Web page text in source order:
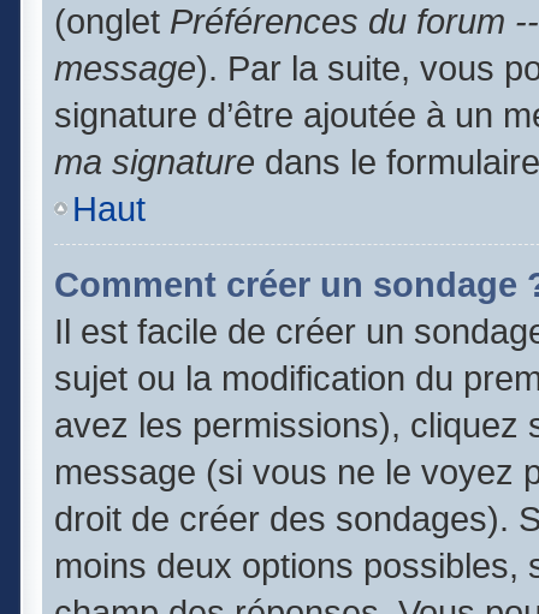
(onglet Préférences du forum
message). Par la suite, vous
signature d’être ajoutée à un
ma signature dans le
Haut
Comment créer un sondage
Il est facile de créer un
sujet ou la modification du
avez les permissions), cliquez
message (si vous ne le voyez
droit de créer des sondages).
moins deux options possibles,